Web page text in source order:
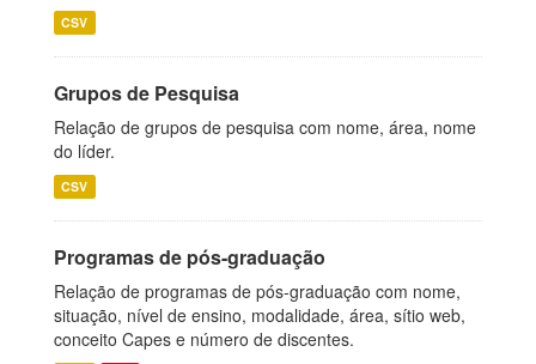
CSV
Grupos de Pesquisa
Relação de grupos de pesquisa com nome, área, nome
do líder.
CSV
Programas de pós-graduação
Relação de programas de pós-graduação com nome,
situação, nível de ensino, modalidade, área, sítio web,
conceito Capes e número de discentes.